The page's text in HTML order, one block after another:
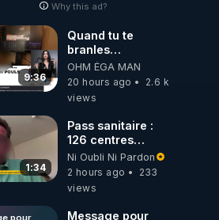
Why this ad?
9:36
Quand tu te
branles
bonhomme tu
émets des ondes
ils ont juste omis
OHM ÉGA MAN
20 hours ago
2.6 k
views
1:34
Pass sanitaire :
126 centres
commerciaux
concernés par
l'obligation dans
Ni Oubli Ni Pardon
2 hours ago
233
views
pour
Message pour